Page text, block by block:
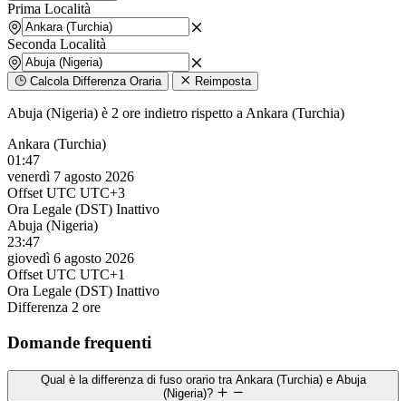
Prima Località
Seconda Località
Calcola Differenza Oraria Reimposta
Abuja (Nigeria) è 2 ore indietro rispetto a Ankara (Turchia)
Ankara (Turchia)
01:47
venerdì 7 agosto 2026
Offset UTC UTC+3
Ora Legale (DST) Inattivo
Abuja (Nigeria)
23:47
giovedì 6 agosto 2026
Offset UTC UTC+1
Ora Legale (DST) Inattivo
Differenza 2 ore
Domande frequenti
Qual è la differenza di fuso orario tra Ankara (Turchia) e Abuja
(Nigeria)?